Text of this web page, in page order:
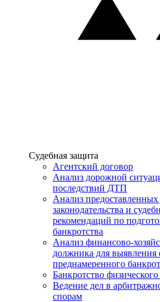
Услуги
Судебная защита
Агентский договор
Анализ дорожной
последствий ДТП
Анализ
законодательства и
рекомендаций по
банкротства
Анализ финансово-
должника для
преднамеренного
Банкротство
Ведение дел в
спорам